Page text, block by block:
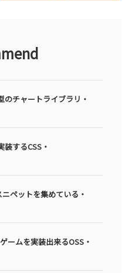
チャートライブラリ・
するCSS・
ペットを集めている・
ームを実装出来るOSS・